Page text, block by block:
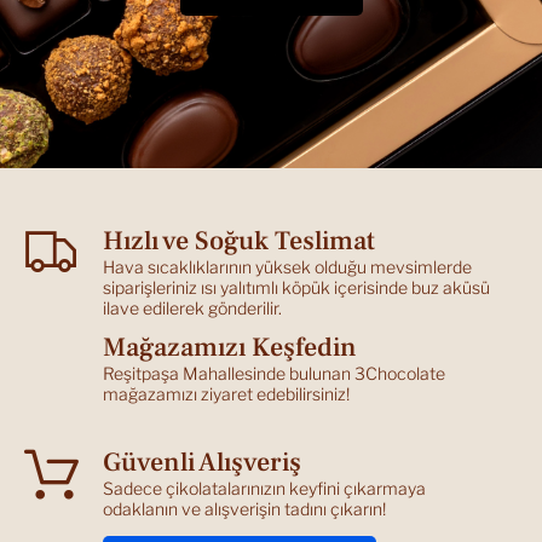
Hızlı ve Soğuk Teslimat
Hava sıcaklıklarının yüksek olduğu mevsimlerde
siparişleriniz ısı yalıtımlı köpük içerisinde buz aküsü
ilave edilerek gönderilir.
Mağazamızı Keşfedin
Reşitpaşa Mahallesinde bulunan 3Chocolate
mağazamızı ziyaret edebilirsiniz!
Güvenli Alışveriş
Sadece çikolatalarınızın keyfini çıkarmaya
odaklanın ve alışverişin tadını çıkarın!